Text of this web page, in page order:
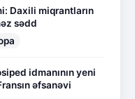
Daxili miqrantların
sədd
idmanının yeni
əfsanəvi